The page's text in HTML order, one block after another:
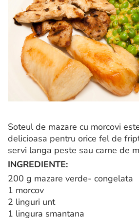
Soteul de mazare cu morcovi
delicioasa pentru orice fel de
servi langa peste sau carne de
INGREDIENTE:
200 g mazare verde- congelata
1 morcov
2 linguri unt
1 lingura smantana